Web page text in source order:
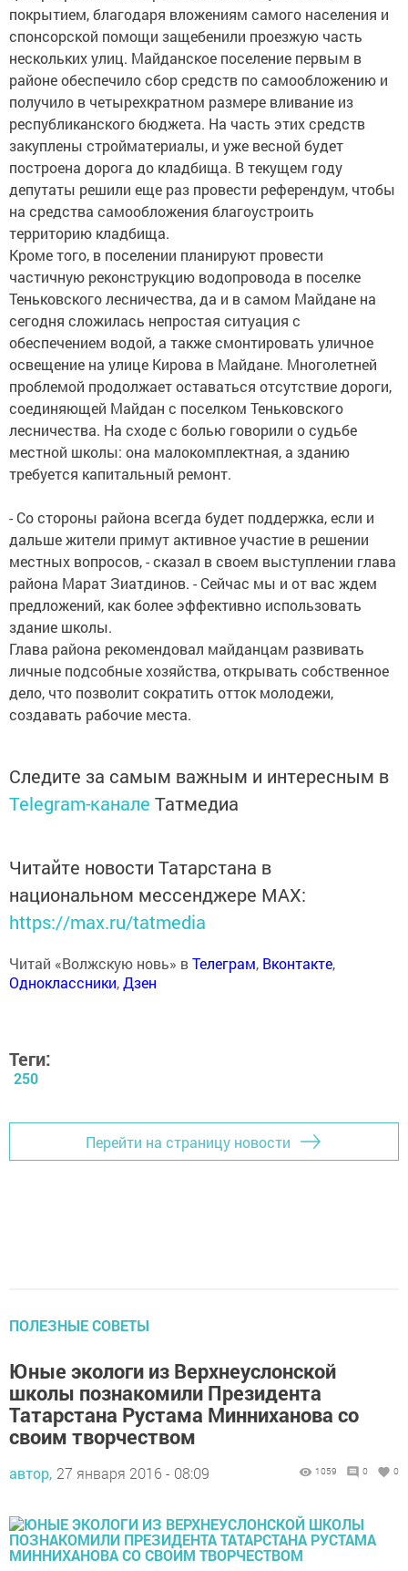
покрытием, благодаря вложениям самого населения и
спонсорской помощи защебенили проезжую часть
нескольких улиц. Майданское поселение первым в
районе обеспечило сбор средств по самообложению и
получило в четырехкратном размере вливание из
республиканского бюджета. На часть этих средств
закуплены стройматериалы, и уже весной будет
построена дорога до кладбища. В текущем году
депутаты решили еще раз провести референдум, чтобы
на средства самообложения благоустроить
территорию кладбища.
Кроме того, в поселении планируют провести
частичную реконструкцию водопровода в поселке
Теньковского лесничества, да и в самом Майдане на
сегодня сложилась непростая ситуация с
обеспечением водой, а также смонтировать уличное
освещение на улице Кирова в Майдане. Многолетней
проблемой продолжает оставаться отсутствие дороги,
соединяющей Майдан с поселком Теньковского
лесничества. На сходе с болью говорили о судьбе
местной школы: она малокомплектная, а зданию
требуется капитальный ремонт.
- Со стороны района всегда будет поддержка, если и
дальше жители примут активное участие в решении
местных вопросов, - сказал в своем выступлении глава
района Марат Зиатдинов. - Сейчас мы и от вас ждем
предложений, как более эффективно использовать
здание школы.
Глава района рекомендовал майданцам развивать
личные подсобные хозяйства, открывать собственное
дело, что позволит сократить отток молодежи,
создавать рабочие места.
Следите за самым важным и интересным в
Telegram-канале Татмедиа
Читайте новости Татарстана в
национальном мессенджере MАХ:
https://max.ru/tatmedia
Читай «Волжскую новь» вТелеграм, Вконтакте,
Одноклассники,Дзен
Теги:
250
Перейти на страницу новости
ПОЛЕЗНЫЕ СОВЕТЫ
Юные экологи из Верхнеуслонской
школы познакомили Президента
Татарстана Рустама Минниханова со
своим творчеством
автор, 27 января 2016 - 08:09 1059 0 0